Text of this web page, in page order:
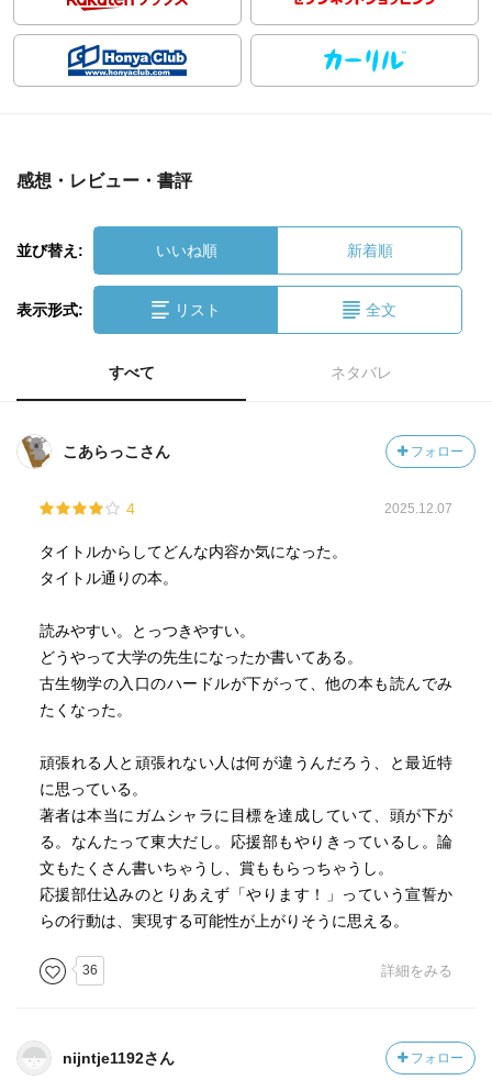
感想・レビュー・書評
並び替え: いいね順 新着順
表示形式: リスト 全文
すべて ネタバレ
こあらっこさん フォロー
4 2025.12.07
タイトルからしてどんな内容か気になった。
タイトル通りの本。
読みやすい。とっつきやすい。
どうやって大学の先生になったか書いてある。
古生物学の入口のハードルが下がって、他の本も読んでみ
たくなった。
頑張れる人と頑張れない人は何が違うんだろう、と最近特
に思っている。
著者は本当にガムシャラに目標を達成していて、頭が下が
る。なんたって東大だし。応援部もやりきっているし。論
文もたくさん書いちゃうし、賞ももらっちゃうし。
応援部仕込みのとりあえず「やります！」っていう宣誓か
らの行動は、実現する可能性が上がりそうに思える。
36 詳細をみる
nijntje1192さん フォロー